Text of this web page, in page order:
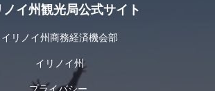
ノイ州観光局公式サイト
イリノイ州商務経済機会部
イリノイ州